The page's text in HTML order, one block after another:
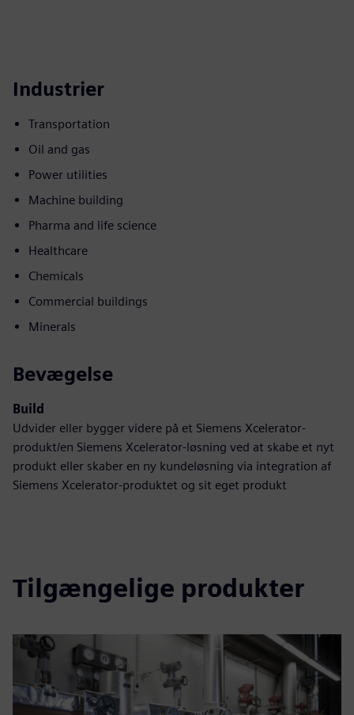
Industrier
Transportation
Oil and gas
Power utilities
Machine building
Pharma and life science
Healthcare
Chemicals
Commercial buildings
Minerals
Bevægelse
Build
Udvider eller bygger videre på et Siemens Xcelerator-
produkt/en Siemens Xcelerator-løsning ved at skabe et nyt
produkt eller skaber en ny kundeløsning via integration af
Siemens Xcelerator-produktet og sit eget produkt
Tilgængelige produkter